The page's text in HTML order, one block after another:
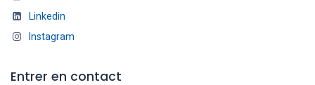
Linkedin
Instagram
Entrer en contact